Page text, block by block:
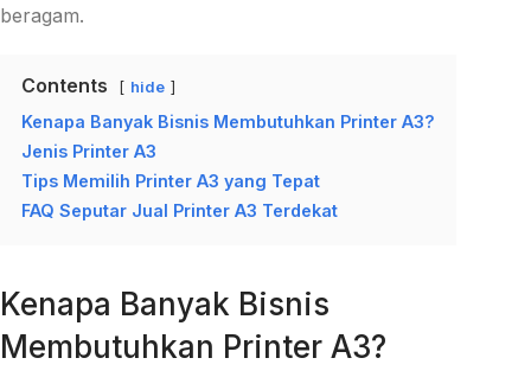
beragam.
Contents hide
Kenapa Banyak Bisnis Membutuhkan Printer A3?
Jenis Printer A3
Tips Memilih Printer A3 yang Tepat
FAQ Seputar Jual Printer A3 Terdekat
Kenapa Banyak Bisnis
Membutuhkan Printer A3?